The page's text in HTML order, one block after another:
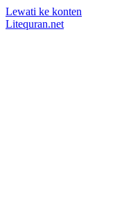
Lewati ke konten
Litequran.net